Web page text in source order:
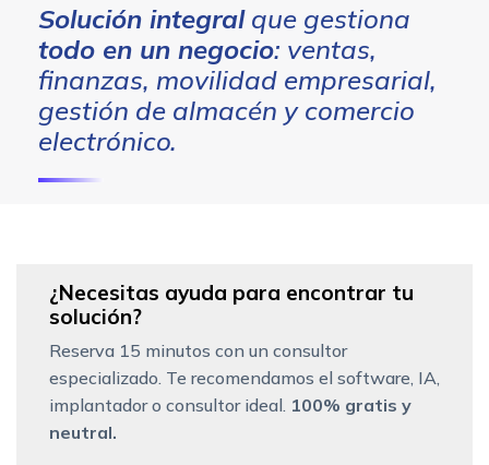
Solución integralque gestiona
todo en un negocio: ventas,
finanzas, movilidad empresarial,
gestión de almacén y comercio
electrónico.
¿Necesitas ayuda para encontrar tu
solución?
Reserva 15 minutos con un consultor
especializado. Te recomendamos el software, IA,
implantador o consultor ideal. 100% gratis y
neutral.